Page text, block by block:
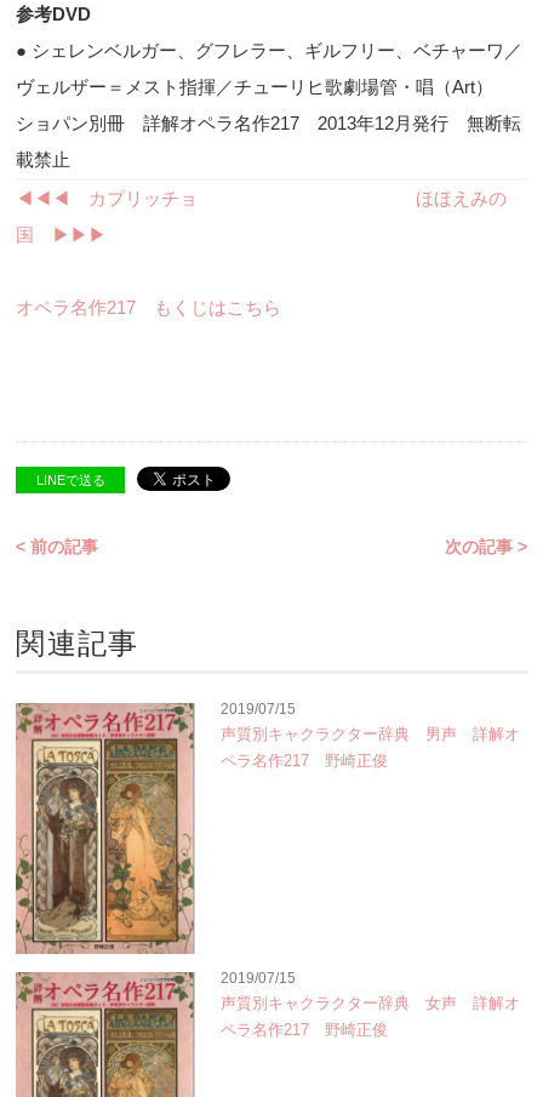
参考DVD
● シェレンベルガー、グフレラー、ギルフリー、ベチャーワ／
ヴェルザー＝メスト指揮／チューリヒ歌劇場管・唱（Art）
ショパン別冊 詳解オペラ名作217 2013年12月発行 無断転
載禁止
◀︎◀︎◀︎ カプリッチョ
ほほえみの
国 ▶︎▶︎▶︎
オペラ名作217 もくじはこちら
LINEで送る
< 前の記事 次の記事 >
関連記事
2019/07/15
声質別キャクラクター辞典 男声 詳解オ
ペラ名作217 野崎正俊
2019/07/15
声質別キャクラクター辞典 女声 詳解オ
ペラ名作217 野崎正俊